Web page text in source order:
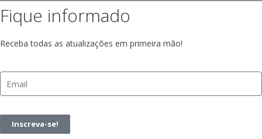
Fique informado
Receba todas as atualizações em primeira mão!
Inscreva-se!